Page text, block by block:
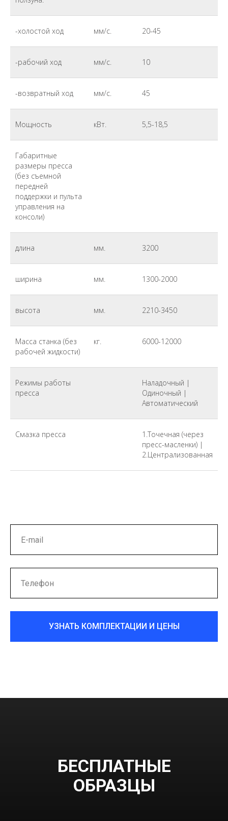
-холостой ход мм/с. 20-45
-рабочий ход мм/с. 10
-возвратный ход мм/с. 45
Мощность кВт. 5,5-18,5
Габаритные
размеры пресса
(без съемной
передней
поддержки и пульта
управления на
консоли)
длина мм. 3200
ширина мм. 1300-2000
высота мм. 2210-3450
Масса станка (без
рабочей жидкости)
кг. 6000-12000
Режимы работы
пресса
Наладочный |
Одиночный |
Автоматический
Смазка пресса
1.Точечная (через
пресс-масленки) |
2.Централизованная
УЗНАТЬ КОМПЛЕКТАЦИИ И ЦЕНЫ
БЕСПЛАТНЫЕ
ОБРАЗЦЫ